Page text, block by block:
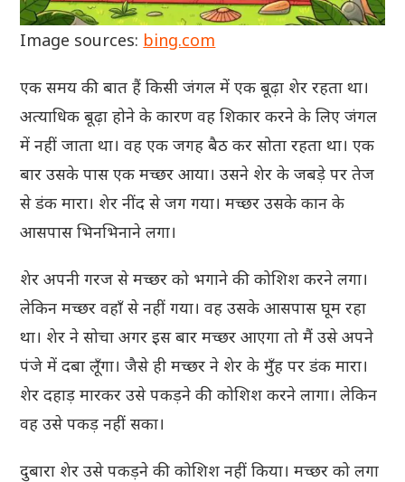
Image sources: bing.com
एक समय की बात हैं किसी जंगल में एक बूढ़ा शेर रहता था।
अत्याधिक बूढ़ा होने के कारण वह शिकार करने के लिए जंगल
में नहीं जाता था। वह एक जगह बैठ कर सोता रहता था। एक
बार उसके पास एक मच्छर आया। उसने शेर के जबड़े पर तेज
से डंक मारा। शेर नींद से जग गया। मच्छर उसके कान के
आसपास भिनभिनाने लगा।
शेर अपनी गरज से मच्छर को भगाने की कोशिश करने लगा।
लेकिन मच्छर वहाँ से नहीं गया। वह उसके आसपास घूम रहा
था। शेर ने सोचा अगर इस बार मच्छर आएगा तो मैं उसे अपने
पंजे में दबा लूँगा। जैसे ही मच्छर ने शेर के मुँह पर डंक मारा।
शेर दहाड़ मारकर उसे पकड़ने की कोशिश करने लागा। लेकिन
वह उसे पकड़ नहीं सका।
दुबारा शेर उसे पकड़ने की कोशिश नहीं किया। मच्छर को लगा